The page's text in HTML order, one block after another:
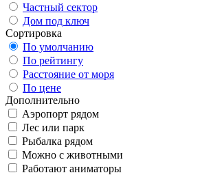
Частный сектор
Дом под ключ
Сортировка
По умолчанию
По рейтингу
Расстояние от моря
По цене
Дополнительно
Аэропорт рядом
Лес или парк
Рыбалка рядом
Можно с животными
Работают аниматоры